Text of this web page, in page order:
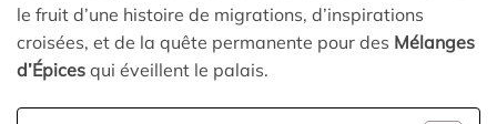
le fruit d’une histoire de migrations, d’inspirations
croisées, et de la quête permanente pour des Mélanges
d’Épices qui éveillent le palais.